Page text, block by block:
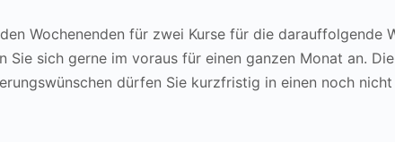
Wochenenden für zwei Kurse für die darauffolgende
Sie sich gerne im voraus für einen ganzen Monat an.
dürfen Sie kurzfristig in einen noch